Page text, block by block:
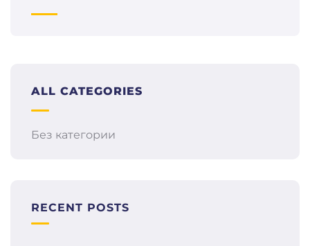
ALL CATEGORIES
Без категории
RECENT POSTS